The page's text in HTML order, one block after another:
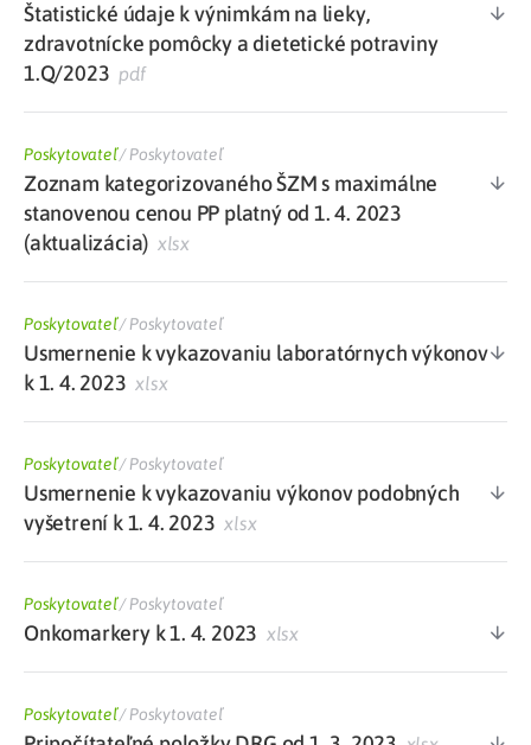
Štatistické údaje k výnimkám na lieky,
zdravotnícke pomôcky a dietetické potraviny
1.Q/2023 pdf
Poskytovateľ/Poskytovateľ
Zoznam kategorizovaného ŠZM s maximálne
stanovenou cenou PP platný od 1. 4. 2023
(aktualizácia) xlsx
Poskytovateľ/Poskytovateľ
Usmernenie k vykazovaniu laboratórnych výkonov
k 1. 4. 2023 xlsx
Poskytovateľ/Poskytovateľ
Usmernenie k vykazovaniu výkonov podobných
vyšetrení k 1. 4. 2023 xlsx
Poskytovateľ/Poskytovateľ
Onkomarkery k 1. 4. 2023 xlsx
Poskytovateľ/Poskytovateľ